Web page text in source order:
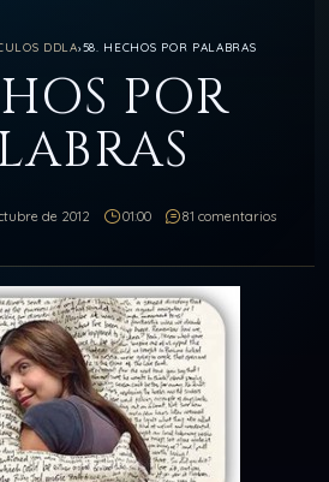
DDLA›58. HECHOS POR PALABRAS
POR
de 2012 01:00 81 comentarios